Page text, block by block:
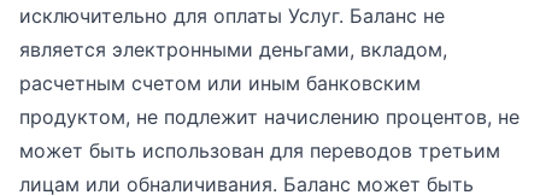
исключительно для оплаты Услуг. Баланс не
является электронными деньгами, вкладом,
расчетным счетом или иным банковским
продуктом, не подлежит начислению процентов, не
может быть использован для переводов третьим
лицам или обналичивания. Баланс может быть